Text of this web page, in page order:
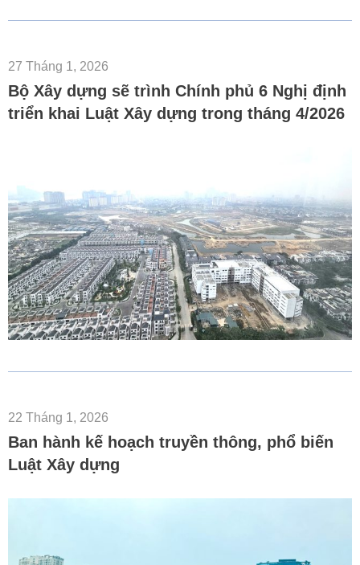
27 Tháng 1, 2026
Bộ Xây dựng sẽ trình Chính phủ 6 Nghị định
triển khai Luật Xây dựng trong tháng 4/2026
22 Tháng 1, 2026
Ban hành kế hoạch truyền thông, phổ biến
Luật Xây dựng